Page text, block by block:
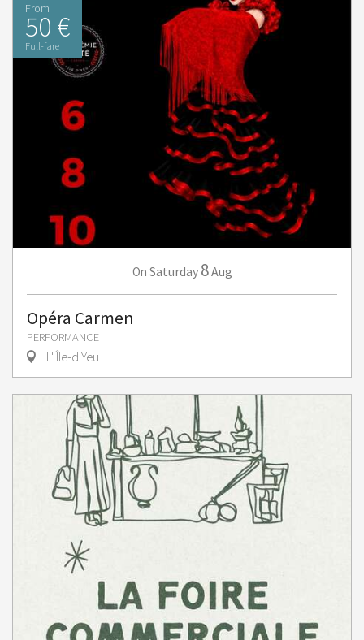
From
50 €
Full-fare
On Saturday 8Aug
Opéra Carmen
PERFORMANCE
L' Île-d'Yeu